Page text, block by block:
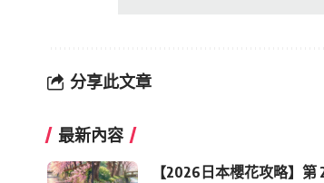
分享此文章
最新內容
【2026日本櫻花攻略】